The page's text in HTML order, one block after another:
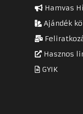
Hamvas
Ajándék
Hasznos
GYIK